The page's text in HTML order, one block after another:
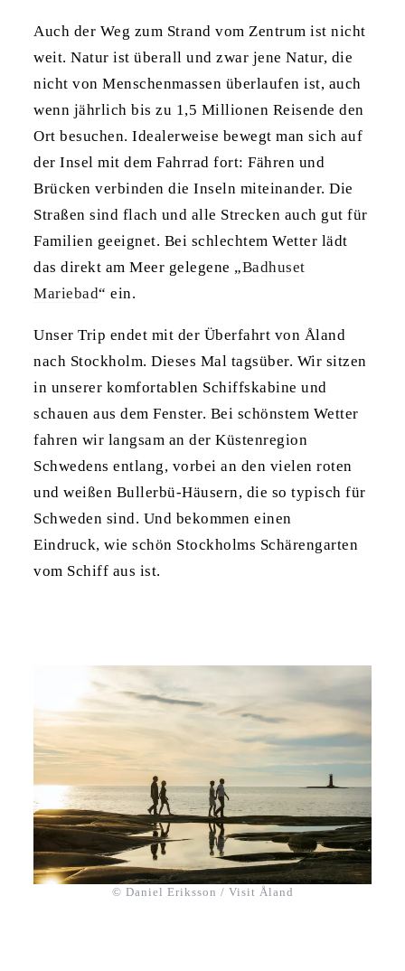
Auch der Weg zum Strand vom Zentrum ist nicht
weit. Natur ist überall und zwar jene Natur, die
nicht von Menschenmassen überlaufen ist, auch
wenn jährlich bis zu 1,5 Millionen Reisende den
Ort besuchen. Idealerweise bewegt man sich auf
der Insel mit dem Fahrrad fort: Fähren und
Brücken verbinden die Inseln miteinander. Die
Straßen sind flach und alle Strecken auch gut für
Familien geeignet. Bei schlechtem Wetter lädt
das direkt am Meer gelegene „Badhuset
Mariebad“ ein.
Unser Trip endet mit der Überfahrt von Åland
nach Stockholm. Dieses Mal tagsüber. Wir sitzen
in unserer komfortablen Schiffskabine und
schauen aus dem Fenster. Bei schönstem Wetter
fahren wir langsam an der Küstenregion
Schwedens entlang, vorbei an den vielen roten
und weißen Bullerbü-Häusern, die so typisch für
Schweden sind. Und bekommen einen
Eindruck, wie schön Stockholms Schärengarten
vom Schiff aus ist.
© Daniel Eriksson / Visit Åland